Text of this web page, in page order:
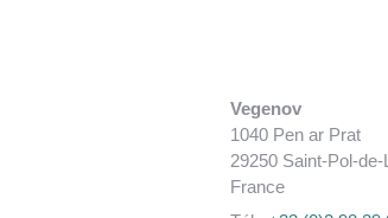
Vegenov
1040 Pen ar Prat
29250 Saint-Pol-de-
France